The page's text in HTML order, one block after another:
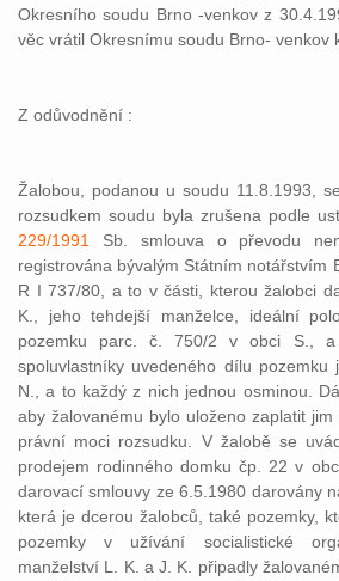
Okresního soudu Brno -venkov z
věc vrátil Okresnímu soudu Brno- venkov
Z odůvodnění :
Žalobou, podanou u soudu 11.8.1993,
rozsudkem soudu byla zrušena podle
229/1991
Sb. smlouva o převodu
registrována bývalým Státním notářstvím
R I 737/80, a to v části, kterou žalobci
K., jeho tehdejší manželce, ideální
pozemku parc. č. 750/2 v obci S.,
spoluvlastníky uvedeného dílu pozemku
N., a to každý z nich jednou osminou.
aby žalovanému bylo uloženo zaplatit
právní moci rozsudku. V žalobě se
prodejem rodinného domku čp. 22 v
darovací smlouvy ze 6.5.1980 darovány
která je dcerou žalobců, také pozemky,
pozemky v užívání socialistické
manželství L. K. a J. K. připadly